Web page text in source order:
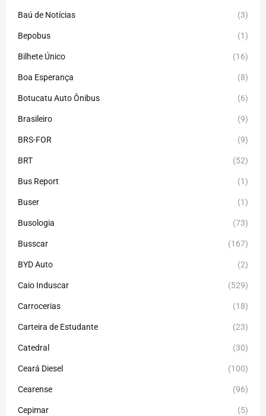
Baú de Notícias (3)
Bepobus (1)
Bilhete Único (16)
Boa Esperança (8)
Botucatu Auto Ônibus (6)
Brasileiro (9)
BRS-FOR (9)
BRT (52)
Bus Report (1)
Buser (1)
Busologia (73)
Busscar (167)
BYD Auto (2)
Caio Induscar (529)
Carrocerias (18)
Carteira de Estudante (23)
Catedral (30)
Ceará Diesel (100)
Cearense (96)
Cepimar (5)